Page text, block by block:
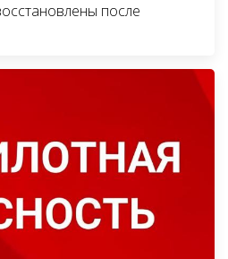
после